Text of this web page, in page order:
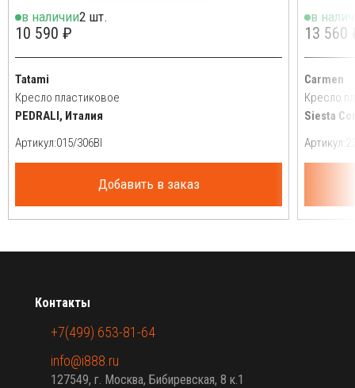
в наличии2 шт.
10 590 ₽
Tatami
Кресло пластиковое
PEDRALI, Италия
Артикул:
Добавить в заказ
в
13 560
Carmen
Кресло
Siesta
Артикул:
Контакты
+7(499) 653-81-64
info@i888.ru
127549, г. Москва, Бибиревская, 8 к.1